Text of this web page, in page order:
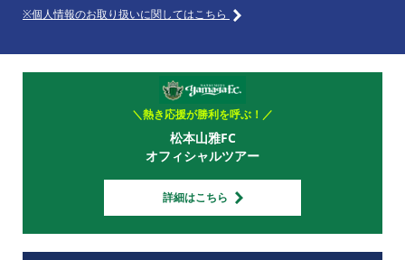
※個人情報のお取り扱いに関してはこちら
＼熱き応援が勝利を呼ぶ！／
松本山雅FC
オフィシャルツアー
詳細はこちら